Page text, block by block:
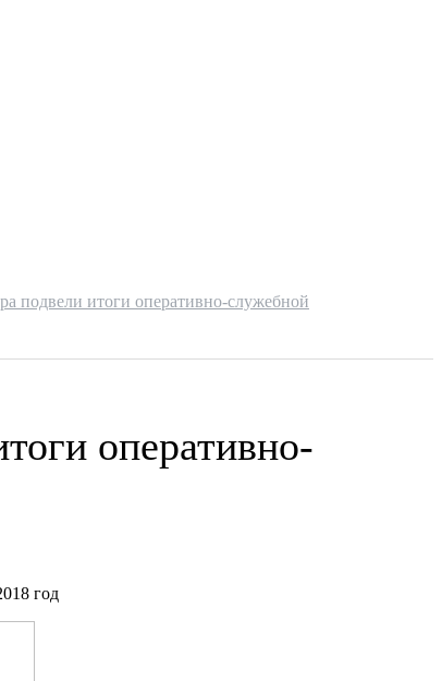
подвели итоги оперативно-служебной
оперативно-
год